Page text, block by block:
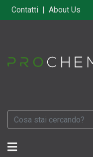
Contatti | About Us